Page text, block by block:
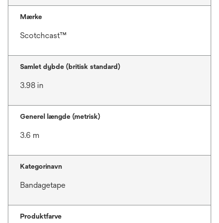
Mærke
Scotchcast™
Samlet dybde (britisk standard)
3.98 in
Generel længde (metrisk)
3.6 m
Kategorinavn
Bandagetape
Produktfarve